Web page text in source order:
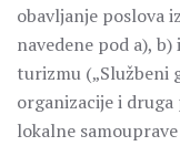
obavljanje poslova
navedene pod a),
turizmu („Službeni
organizacije i
lokalne